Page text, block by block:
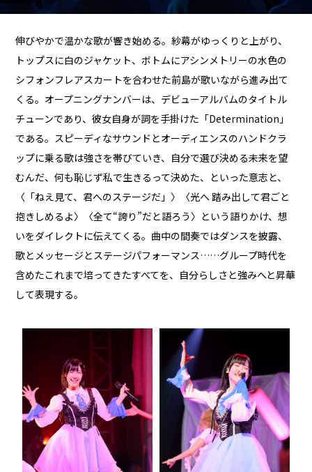
伸びやかで温かな歌が響き始める。紗幕がゆっくりと上がり、
トップスに白のジャケット、ボトムにアシンメトリーの水色の
シフォンフレアスカートを合わせた前島が歌いながら進み出て
くる。オープニングナンバーは、デビューアルバムのタイトル
チューンであり、彼女自身が詞を手掛けた「Determination」
である。スピーディなサウンドとオーディエンスのハンドクラ
ップに乗る歌は強さを帯びていき、自分で選び決める未来を望
むんだ、何も恥じず私で生きるって決めた、といった意志と、
〈「ねえ見て、君へのステージだ」〉〈光へ 踏み出して君ごと
抱きしめるよ〉〈全て“誇り”だと語ろう〉という語りかけ、想
いをダイレクトに伝えてくる。曲中の間奏ではダンスを披露、
歌とメッセージとステージパフォーマンス……グループ時代を
含めたこれまで培ってきたすべてを、自分らしさと強みへと昇華
して表現する。